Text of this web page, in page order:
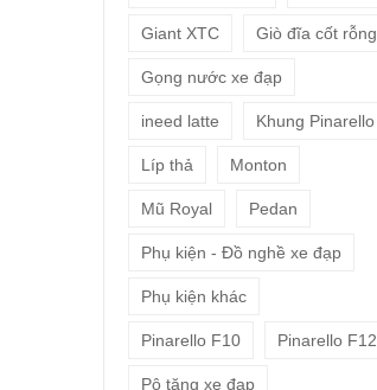
Giant XTC Giò đĩa cốt rỗng
Gọng nước xe đạp
ineed latte Khung Pinarello
Líp thả Monton
Mũ Royal Pedan
Phụ kiện - Đồ nghề xe đạp
Phụ kiện khác
Pinarello F10 Pinarello F12
Pô tăng xe đạp